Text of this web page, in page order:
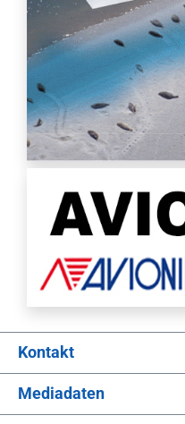
Kontakt
Mediadaten